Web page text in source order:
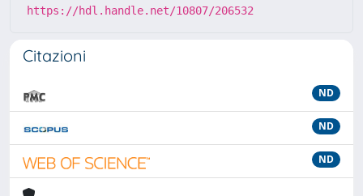
https://hdl.handle.net/10807/206532
Citazioni
ND
ND
ND